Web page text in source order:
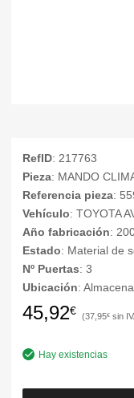
RefID: 217763
Pieza: MANDO
Referencia pieza:
Vehículo: TOYOTA
Año fabricación:
Estado: Material de
Nº Puertas: 3
Ubicación:
45,92€ 37,95€
Hay existencias